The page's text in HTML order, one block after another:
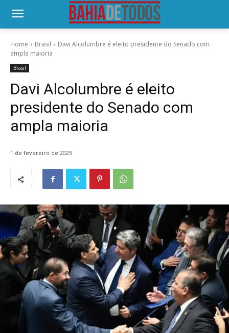
Home Brasil
Davi Alcolumbre é eleito presidente do Senado com
ampla maioria
Brasil
Davi Alcolumbre é eleito
presidente do Senado com
ampla maioria
1 de fevereiro de 2025